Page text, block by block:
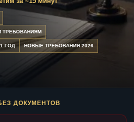
ТРЕБОВАНИЯМ
ГОД НОВЫЕ ТРЕБОВАНИЯ 2026
ДОКУМЕНТОВ